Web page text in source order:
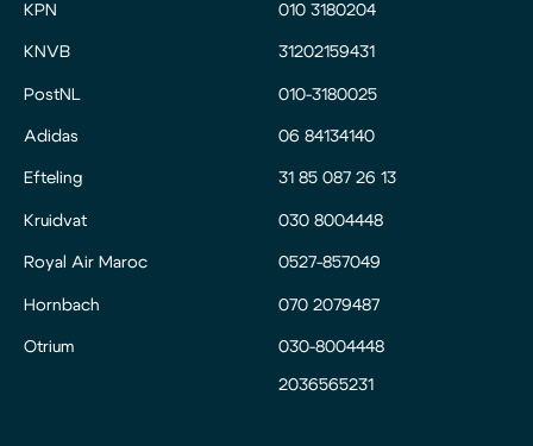
KPN
KNVB
PostNL
Adidas
Efteling
Kruidvat
Royal Air Maroc
Hornbach
Otrium
010 3180204
31202159431
010-3180025
06 84134140
31 85 087 26 13
030 8004448
0527-857049
070 2079487
030-8004448
2036565231